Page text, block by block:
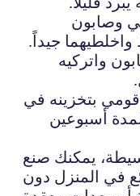
وصابون
جيداً.
واتركيه
قومي بتخزينه في
أسبوعين
يمكنك صنع
في المنزل دون